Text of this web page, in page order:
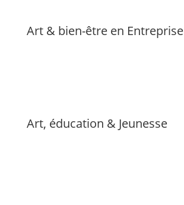
Art & bien-être en Entreprise
Art, éducation & Jeunesse